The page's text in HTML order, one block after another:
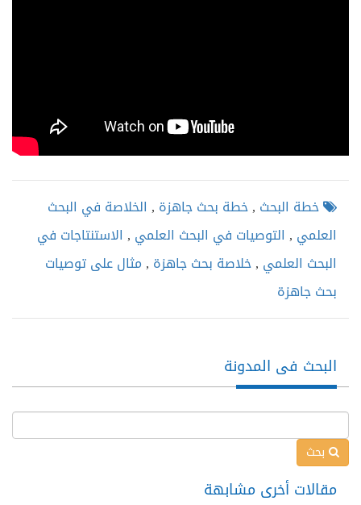
خطة البحث ,خطة بحث جاهزة , الخلاصة في البحث
العلمي , التوصيات في البحث العلمي , الاستنتاجات في
البحث العلمي ,خلاصة بحث جاهزة ,مثال على توصيات
بحث جاهزة
البحث فى المدونة
بحث
مقالات أخرى مشابهة